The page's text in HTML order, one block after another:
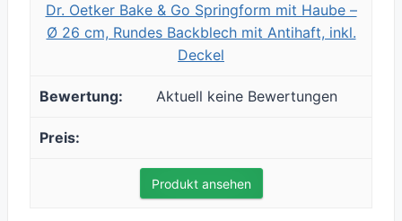
Dr. Oetker Bake & Go Springform mit Haube –
Ø 26 cm, Rundes Backblech mit Antihaft, inkl.
Deckel
Aktuell keine Bewertungen
Produkt ansehen